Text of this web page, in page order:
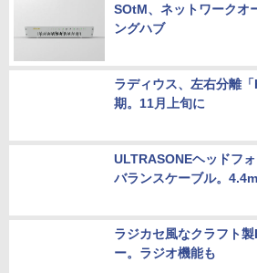
SOtM、ネットワークオ
ングハブ
ラディウス、左右分離
期。11月上旬に
ULTRASONEヘッドフ
バランスケーブル。
ラジカセ風なクラフト
ー。ラジオ機能も